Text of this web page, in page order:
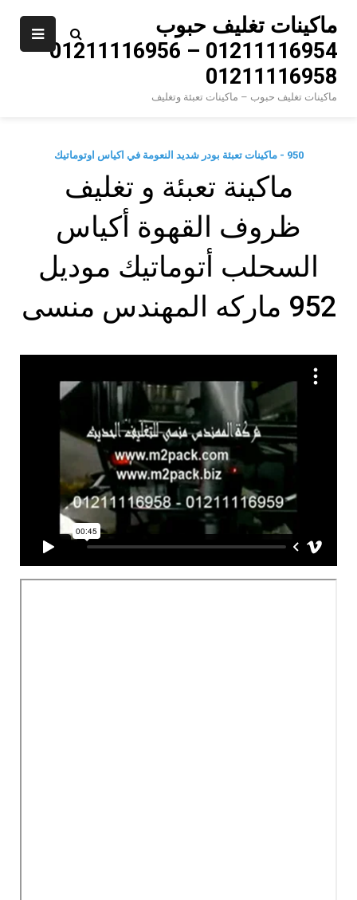
content
ماكينات تغليف حبوب
01211116954 – 01211116956 –
01211116958
ماكينات تغليف حبوب – ماكينات تعبئة وتغليف
950 - ماكينات تعبئة بودر شديد النعومة في اكياس اوتوماتيك
ماكينة تعبئة و تغليف
ظروف القهوة أكياس
السحلب أتوماتيك موديل
952 ماركه المهندس منسى